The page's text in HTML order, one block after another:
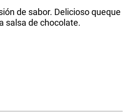
de sabor. Delicioso queque
salsa de chocolate.